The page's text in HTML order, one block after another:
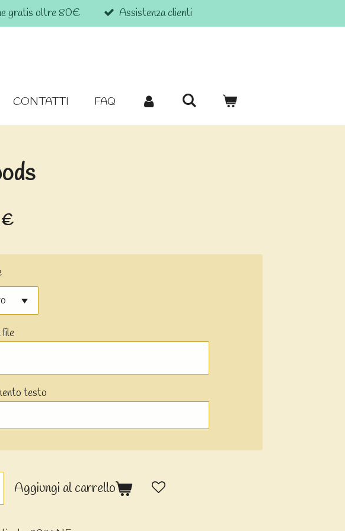
gratis oltre 80€ Assistenza clienti
CONTATTI FAQ
€
testo
Aggiungi al carrello